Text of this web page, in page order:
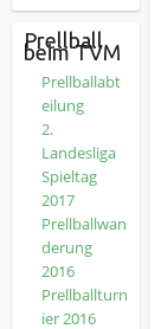
Prellball
beim TVM
Prellballabt
eilung
2.
Landesliga
Spieltag
2017
Prellballwan
derung
2016
Prellballturn
ier 2016